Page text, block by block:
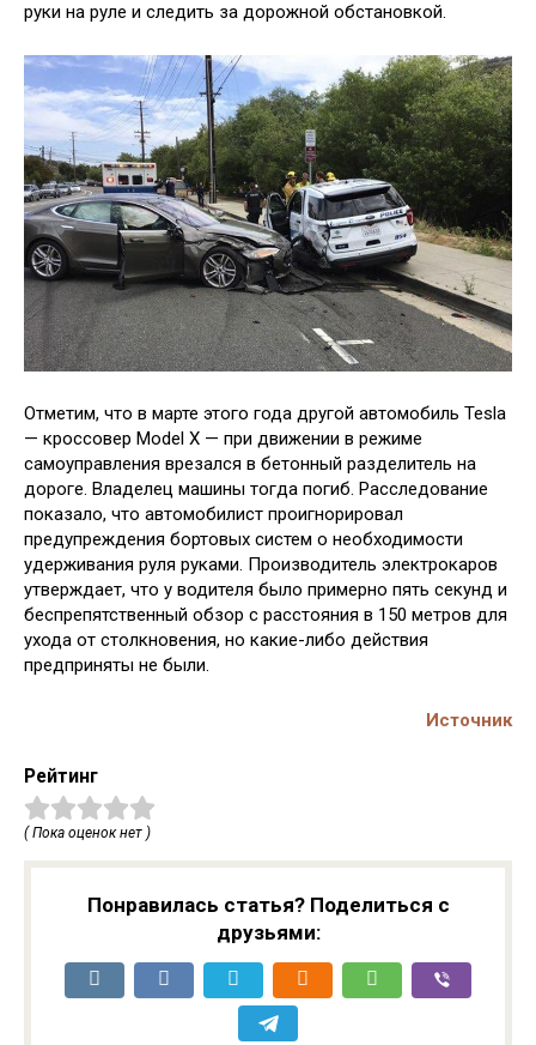
руки на руле и следить за дорожной обстановкой.
Отметим, что в марте этого года другой автомобиль Tesla
— кроссовер Model X — при движении в режиме
самоуправления врезался в бетонный разделитель на
дороге. Владелец машины тогда погиб. Расследование
показало, что автомобилист проигнорировал
предупреждения бортовых систем о необходимости
удерживания руля руками. Производитель электрокаров
утверждает, что у водителя было примерно пять секунд и
беспрепятственный обзор с расстояния в 150 метров для
ухода от столкновения, но какие-либо действия
предприняты не были.
Источник
Рейтинг
( Пока оценок нет )
Понравилась статья? Поделиться с
друзьями: